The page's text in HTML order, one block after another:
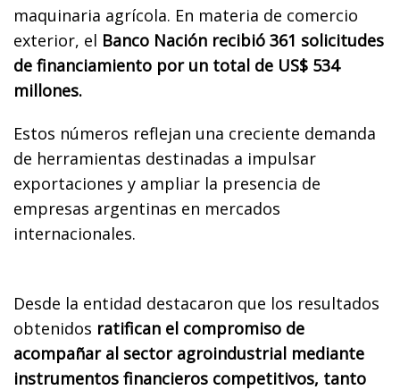
maquinaria agrícola. En materia de comercio
exterior, el Banco Nación recibió 361 solicitudes
de financiamiento por un total de US$ 534
millones.
Estos números reflejan una creciente demanda
de herramientas destinadas a impulsar
exportaciones y ampliar la presencia de
empresas argentinas en mercados
internacionales.
Desde la entidad destacaron que los resultados
obtenidos ratifican el compromiso de
acompañar al sector agroindustrial mediante
instrumentos financieros competitivos, tanto